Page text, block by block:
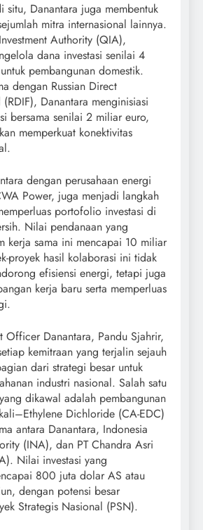
situ, Danantara juga membentuk
mitra internasional lainnya.
Authority (QIA),
dana investasi senilai 4
pembangunan domestik.
dengan Russian Direct
(RDIF), Danantara menginisiasi
bersama senilai 2 miliar euro,
memperkuat konektivitas
dengan perusahaan energi
Power, juga menjadi langkah
portofolio investasi di
Nilai pendanaan yang
kerja sama ini mencapai 10 miliar
proyek hasil kolaborasi ini tidak
efisiensi energi, tetapi juga
kerja baru serta memperluas
Officer Danantara, Pandu Sjahrir,
kemitraan yang terjalin sejauh
dari strategi besar untuk
industri nasional. Salah satu
dikawal adalah pembangunan
Dichloride (CA-EDC)
antara Danantara, Indonesia
(INA), dan PT Chandra Asri
Nilai investasi yang
800 juta dolar AS atau
dengan potensi besar
Strategis Nasional (PSN).